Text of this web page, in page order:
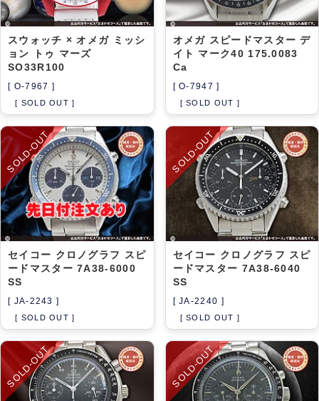
スウォッチ × オメガ ミッシ
ョン トゥ マーズ
SO33R100
[ O-7967 ]
[ SOLD OUT ]
オメガ スピードマスター デ
イト マーク40 175.0083
Ca
[ O-7947 ]
[ SOLD OUT ]
SOLD-OUT
セイコー クロノグラフ スピ
ードマスター 7A38-6000
SS
[ JA-2243 ]
[ SOLD OUT ]
SOLD-OUT
セイコー クロノグラフ スピ
ードマスター 7A38-6040
SS
[ JA-2240 ]
[ SOLD OUT ]
SOLD-OUT SOLD-OUT